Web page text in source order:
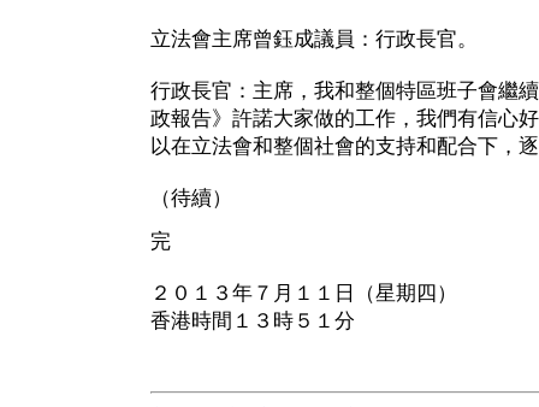
立法會主席曾鈺成議員：行政長官。
行政長官：主席，我和整個特區班子會繼
政報告》許諾大家做的工作，我們有信心
以在立法會和整個社會的支持和配合下，
（待續）
完
２０１３年７月１１日（星期四）
香港時間１３時５１分